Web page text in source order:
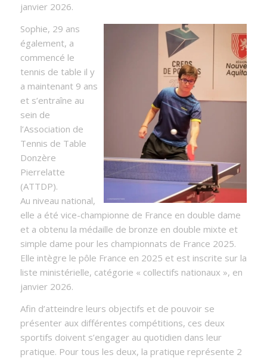
janvier 2026.
Sophie, 29 ans
également, a
commencé le
tennis de table il y
a maintenant 9 ans
et s’entraîne au
sein de
l’Association de
Tennis de Table
Donzère
Pierrelatte
(ATTDP).
Au niveau national,
elle a été vice-championne de France en double dame
et a obtenu la médaille de bronze en double mixte et
simple dame pour les championnats de France 2025.
Elle intègre le pôle France en 2025 et est inscrite sur la
liste ministérielle, catégorie « collectifs nationaux », en
janvier 2026.
Afin d’atteindre leurs objectifs et de pouvoir se
présenter aux différentes compétitions, ces deux
sportifs doivent s’engager au quotidien dans leur
pratique. Pour tous les deux, la pratique représente 2